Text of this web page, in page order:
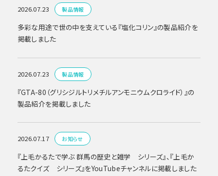
2026.07.23 製品情報
多彩な用途で世の中を支えている『塩化コリン』の製品紹介を
掲載しました
2026.07.23 製品情報
『GTA-80（グリシジルトリメチルアンモニウムクロライド）』の
製品紹介を掲載しました
2026.07.17 お知らせ
『上毛かるたで学ぶ 群馬の歴史と雑学 シリーズ』、『上毛か
るたクイズ シリーズ』をYouTubeチャンネルに掲載しました